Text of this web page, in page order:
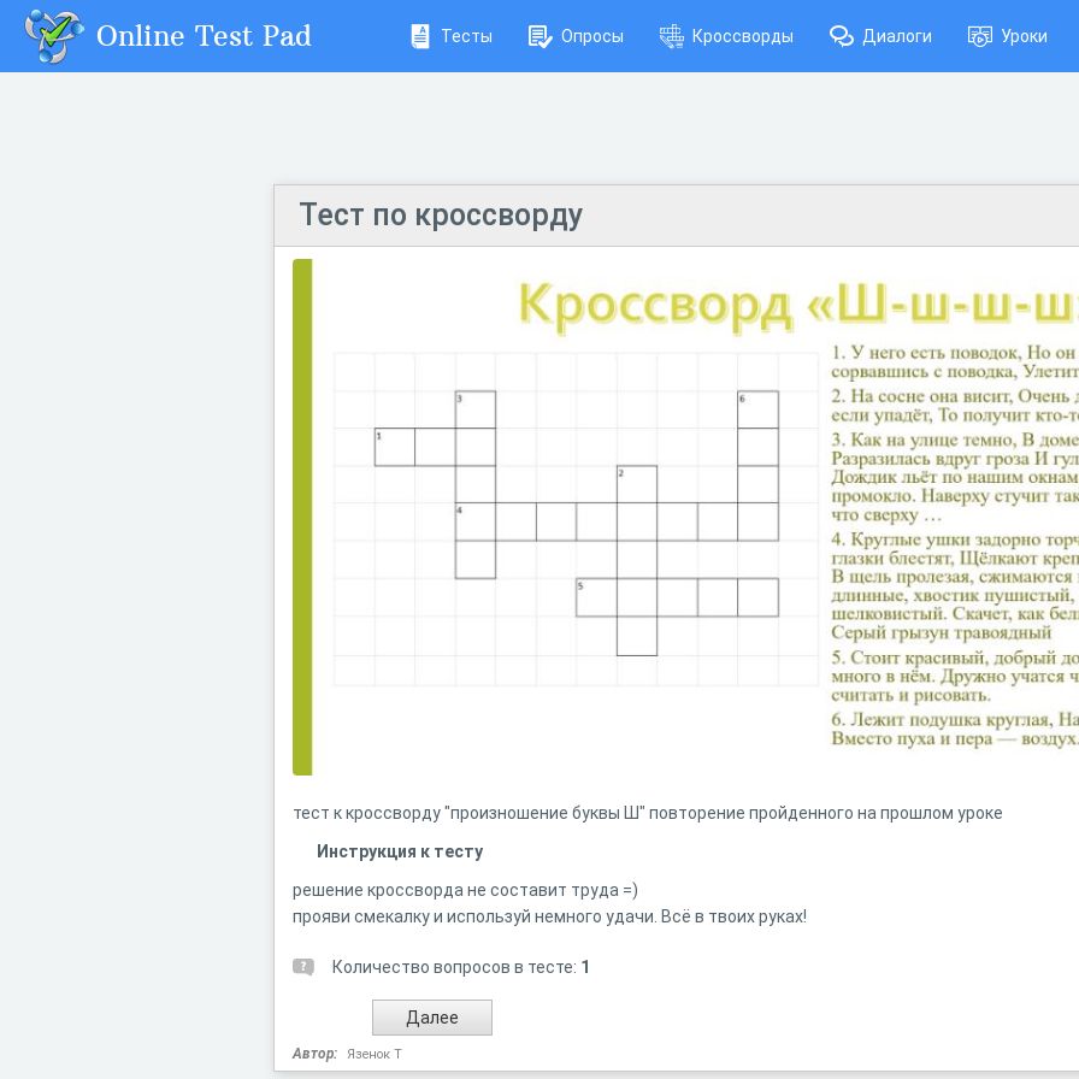
Online Test Pad Тесты Опросы Кроссворды Диалоги Уроки
Тест по кроссворду
тест к кроссворду "произношение буквы Ш" повторение пройденного на прошлом уроке
Инструкция к тесту
решение кроссворда не составит труда =)
прояви смекалку и используй немного удачи. Всё в твоих руках!
Количество вопросов в тесте: 1
Автор: Язенок Т